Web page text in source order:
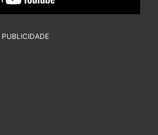
PUBLICIDADE